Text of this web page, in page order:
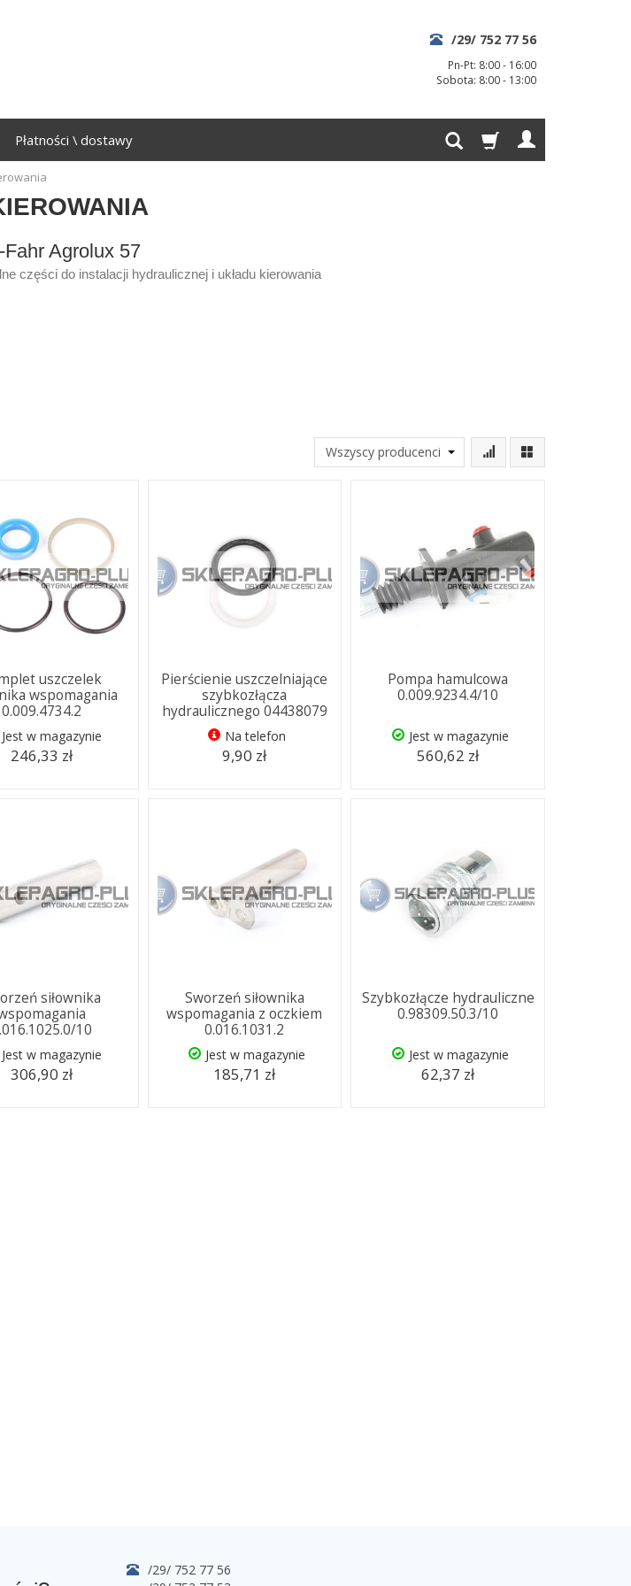
/29/ 752 77 56
Pn-Pt: 8:00 - 16:00
Sobota: 8:00 - 13:00
Płatności \ dostawy
Fahr Agrolux 57
części do instalacji hydraulicznej i układu kierowania
uszczelek
wspomagania
0.009.4734.2
Jest w magazynie
246,33 zł
Pierścienie uszczelniające
szybkozłącza
hydraulicznego 04438079
Na telefon
9,90 zł
Pompa hamulcowa
0.009.9234.4/10
Jest w magazynie
560,62 zł
siłownika
10
Jest w magazynie
306,90 zł
Sworzeń siłownika
wspomagania z oczkiem
0.016.1031.2
Jest w magazynie
185,71 zł
Szybkozłącze hydrauliczne
0.98309.50.3/10
Jest w magazynie
62,37 zł
/29/ 752 77 56